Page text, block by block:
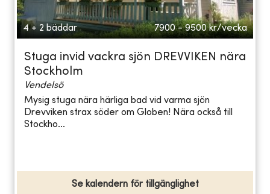
4 + 2 bäddar 7900 - 9500 kr/vecka
Stuga invid vackra sjön DREVVIKEN nära
Stockholm
Vendelsö
Mysig stuga nära härliga bad vid varma sjön
Drevviken strax söder om Globen! Nära också till
Stockho...
Se kalendern för tillgänglighet